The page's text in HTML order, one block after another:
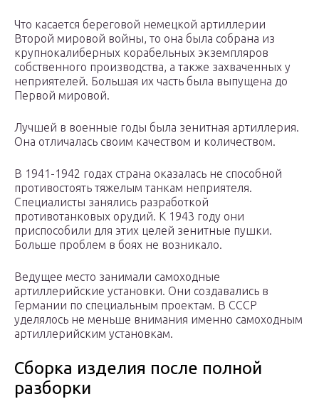
Что касается береговой немецкой артиллерии
Второй мировой войны, то она была собрана из
крупнокалиберных корабельных экземпляров
собственного производства, а также захваченных у
неприятелей. Большая их часть была выпущена до
Первой мировой.
Лучшей в военные годы была зенитная артиллерия.
Она отличалась своим качеством и количеством.
В 1941-1942 годах страна оказалась не способной
противостоять тяжелым танкам неприятеля.
Специалисты занялись разработкой
противотанковых орудий. К 1943 году они
приспособили для этих целей зенитные пушки.
Больше проблем в боях не возникало.
Ведущее место занимали самоходные
артиллерийские установки. Они создавались в
Германии по специальным проектам. В СССР
уделялось не меньше внимания именно самоходным
артиллерийским установкам.
Сборка изделия после полной
разборки